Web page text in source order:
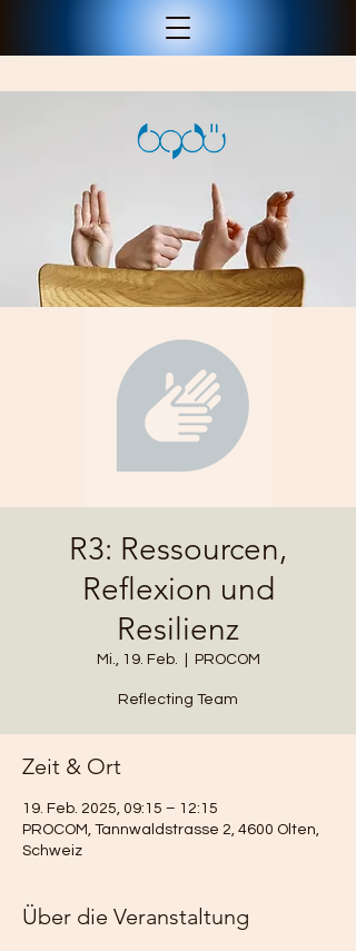
R3: Ressourcen,
Reflexion und
Resilienz
Mi., 19. Feb. PROCOM
Reflecting Team
Zeit & Ort
19. Feb. 2025, 09:15 – 12:15
PROCOM, Tannwaldstrasse 2, 4600 Olten,
Schweiz
Über die Veranstaltung